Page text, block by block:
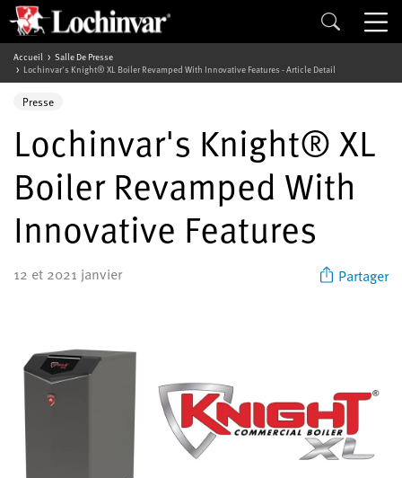
Accueil
Salle De Presse
Lochinvar's Knight® XL Boiler Revamped With Innovative Features - Article Detail
Presse
Lochinvar's Knight® XL
Boiler Revamped With
Innovative Features
12 et 2021 janvier Partager